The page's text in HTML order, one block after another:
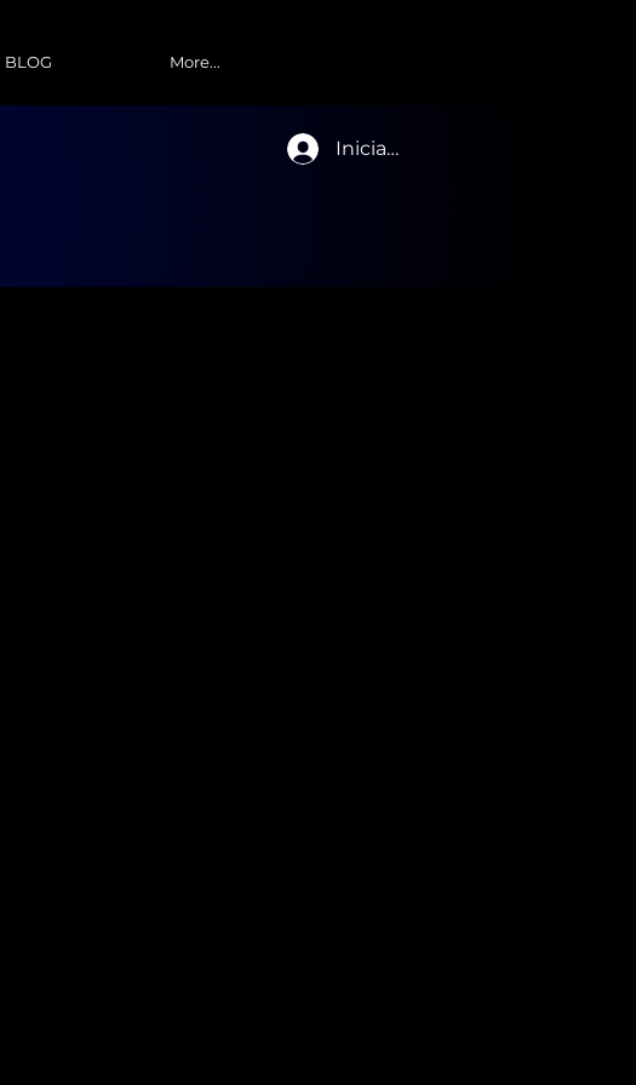
BLOG More...
Iniciar sesión